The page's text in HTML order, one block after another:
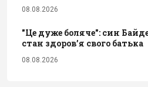
08.08.2026
"Це дуже боляче": син
стан здоров’я свого батька
08.08.2026